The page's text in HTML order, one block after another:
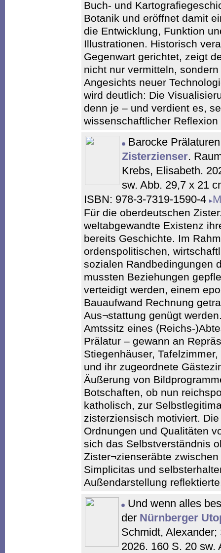
Buch- und
Botanik und eröffnet damit
die Entwicklung, Funktion
Illustrationen. Historisch
Gegenwart gerichtet, zeigt
nicht nur vermitteln,
Angesichts neuer
wird deutlich: Die
denn je – und verdient es,
wissenschaftlicher Reflexion
Barocke
Zisterzienser.
Krebs, Elisabeth.
sw. Abb. 29,7 x 21
ISBN: 978-3-7319-1590-4
Für die oberdeutschen
weltabgewandte Existenz
bereits Geschichte. Im
ordenspolitischen,
sozialen Randbedingungen
mussten Beziehungen
verteidigt werden, einem
Bauaufwand Rechnung
Aus¬stattung genügt
Amtssitz eines (Reichs-
Prälatur – gewann an
Stiegenhäuser,
und ihr zugeordnete
Äußerung von
Botschaften, ob nun
katholisch, zur
zisterziensisch motiviert.
Ordnungen und Qualitäten
sich das Selbstverständnis
Zister¬zienseräbte
Simplicitas und
Außendarstellung
Und wenn alles
der Nürnberger
Schmidt,
2026. 160 S. 20 sw.